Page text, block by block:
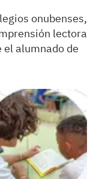
onubenses,
lectora
alumnado de